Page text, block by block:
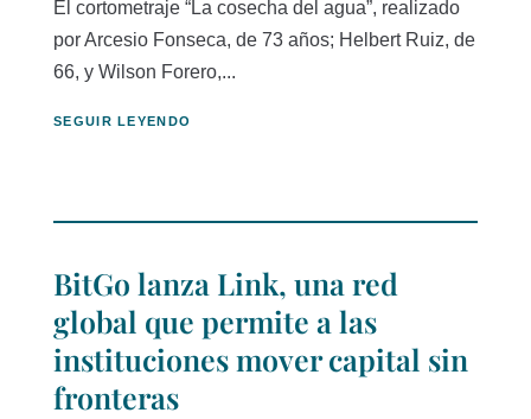
El cortometraje “La cosecha del agua”, realizado
por Arcesio Fonseca, de 73 años; Helbert Ruiz, de
66, y Wilson Forero,...
SEGUIR LEYENDO
BitGo lanza Link, una red
global que permite a las
instituciones mover capital sin
fronteras